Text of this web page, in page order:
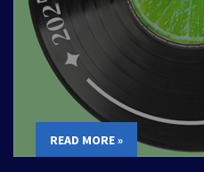
READ MORE »